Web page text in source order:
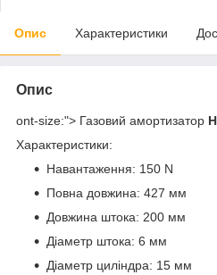
Опис Характеристики
Опис
ont-size:"> Газовий амортизатор
Характеристики:
Навантаження: 150 N
Повна довжина: 427 мм
Довжина штока: 200 мм
Діаметр штока: 6 мм
Діаметр циліндра: 15 мм